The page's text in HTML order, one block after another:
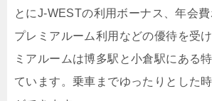
とにJ-WESTの利用ボーナス、年会費
プレミアルーム利用などの優待を受
ミアルームは博多駅と小倉駅にある
ています。乗車までゆったりとした